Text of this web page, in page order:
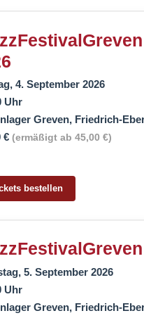
4. September 2026
Uhr
Greven, Friedrich-
€ (ermäßigt ab 45,00 €)
bestellen
5. September 2026
Uhr
Greven, Friedrich-